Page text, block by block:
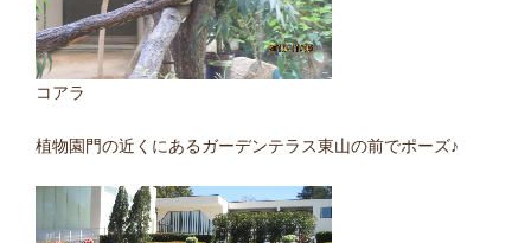
コアラ
植物園門の近くにあるガーデンテラス東山の前でポーズ♪